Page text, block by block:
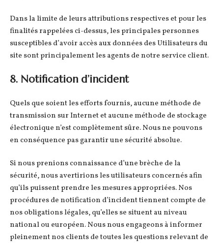
Dans la limite de leurs attributions respectives et pour les
finalités rappelées ci-dessus, les principales personnes
susceptibles d’avoir accès aux données des Utilisateurs du
site sont principalement les agents de notre service client.
8. Notification d’incident
Quels que soient les efforts fournis, aucune méthode de
transmission sur Internet et aucune méthode de stockage
électronique n’est complètement sûre. Nous ne pouvons
en conséquence pas garantir une sécurité absolue.
Si nous prenions connaissance d’une brèche de la
sécurité, nous avertirions les utilisateurs concernés afin
qu’ils puissent prendre les mesures appropriées. Nos
procédures de notification d’incident tiennent compte de
nos obligations légales, qu’elles se situent au niveau
national ou européen. Nous nous engageons à informer
pleinement nos clients de toutes les questions relevant de